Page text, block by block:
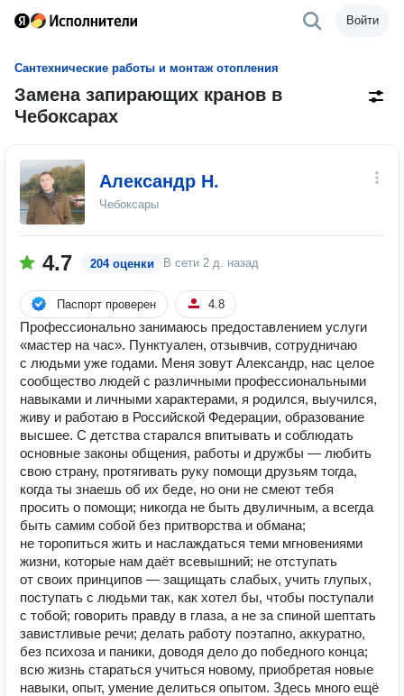
Войти
Сантехнические работы и монтаж отопления
Замена запирающих кранов в
Чебоксарах
Александр Н.
Чебоксары
4.7 204 оценки В сети 2 д. назад
Паспорт проверен 4.8
Профессионально занимаюсь предоставлением услуги
«мастер на час». Пунктуален, отзывчив, сотрудничаю
с людьми уже годами. Меня зовут Александр, нас целое
сообщество людей с различными профессиональными
навыками и личными характерами, я родился, выучился,
живу и работаю в Российской Федерации, образование
высшее. С детства старался впитывать и соблюдать
основные законы общения, работы и дружбы — любить
свою страну, протягивать руку помощи друзьям тогда,
когда ты знаешь об их беде, но они не смеют тебя
просить о помощи; никогда не быть двуличным, а всегда
быть самим собой без притворства и обмана;
не торопиться жить и наслаждаться теми мгновениями
жизни, которые нам даёт всевышний; не отступать
от своих принципов — защищать слабых, учить глупых,
поступать с людьми так, как хотел бы, чтобы поступали
с тобой; говорить правду в глаза, а не за спиной шептать
завистливые речи; делать работу поэтапно, аккуратно,
без психоза и паники, доводя дело до победного конца;
всю жизнь стараться учиться новому, приобретая новые
навыки, опыт, умение делиться опытом. Здесь много ещё